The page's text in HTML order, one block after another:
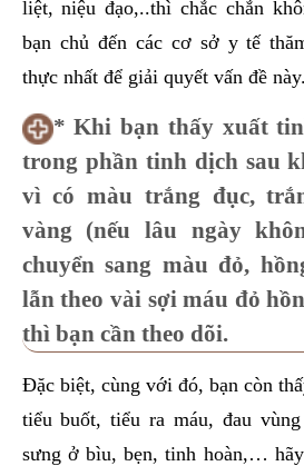
liệt, niệu đạo,..thì chắc chắn
bạn chủ đến các cơ sở y tế
thực nhất để giải quyết vấn đề này.
* Khi bạn thấy xuất
trong phần tinh dịch sau
vì có màu trắng đục,
vàng (nếu lâu ngày
chuyển sang màu đỏ,
lẫn theo vài sợi máu đỏ
thì bạn cần theo dõi.
Đặc biệt, cùng với đó, bạn còn
tiểu buốt, tiểu ra máu, đau
sưng ở bìu, bẹn, tinh hoàn,…